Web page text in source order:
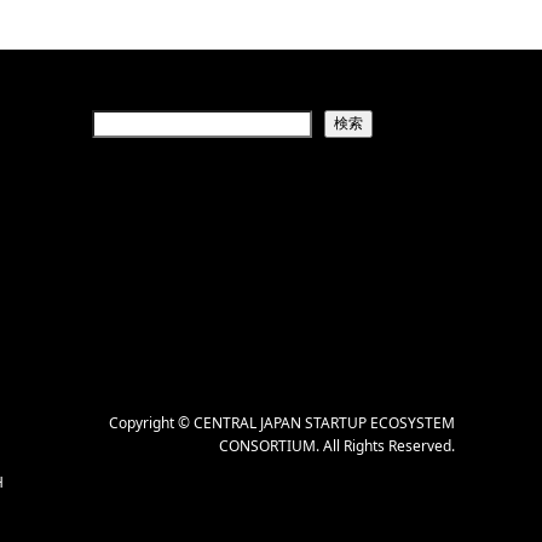
検索
Copyright©CENTRAL JAPAN STARTUP ECOSYSTEM
CONSORTIUM. All Rights Reserved.